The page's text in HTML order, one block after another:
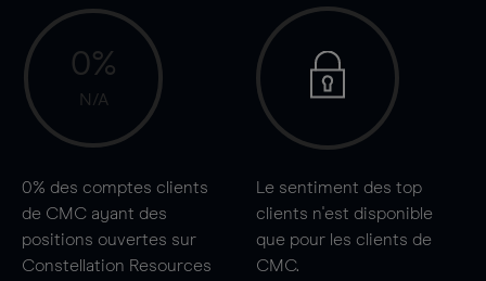
0%
N/A
0% des comptes clients
de CMC ayant des
positions ouvertes sur
Constellation Resources
Le sentiment des top
clients n'est disponible
que pour les clients de
CMC.